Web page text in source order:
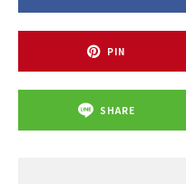
PIN
SHARE